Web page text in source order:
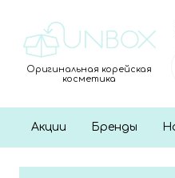
Оригинальная корейская
косметика
Акции Бренды